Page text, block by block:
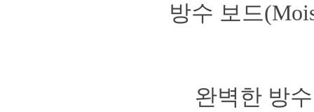
방수 보드
완벽한 방